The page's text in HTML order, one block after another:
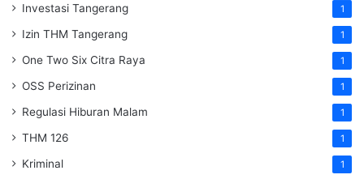
Investasi Tangerang 1
Izin THM Tangerang 1
One Two Six Citra Raya 1
OSS Perizinan 1
Regulasi Hiburan Malam 1
THM 126 1
Kriminal 1